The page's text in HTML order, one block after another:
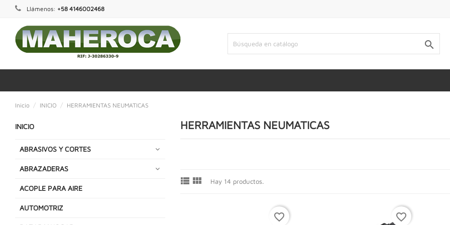
Llámenos: +58 4146002468

Inicio INICIO HERRAMIENTAS NEUMATICAS
INICIO
ABRASIVOS Y CORTES
ABRAZADERAS
ACOPLE PARA AIRE
AUTOMOTRIZ
HERRAMIENTAS NEUMATICAS
  Hay 14 productos.
favorite_border favorite_border